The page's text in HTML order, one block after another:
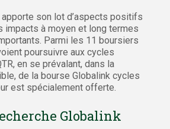
son lot d’aspects positifs
impacts à moyen et long termes
Parmi les 11 boursiers
poursuivre aux cycles
en se prévalant, dans la
de la bourse Globalink cycles
est spécialement offerte.
Globalink